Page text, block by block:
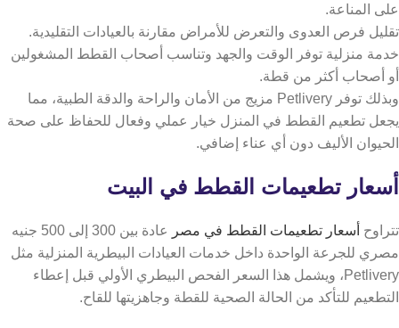
على المناعة.
تقليل فرص العدوى والتعرض للأمراض مقارنة بالعيادات التقليدية.
خدمة منزلية توفر الوقت والجهد وتناسب أصحاب القطط المشغولين
أو أصحاب أكثر من قطة.
وبذلك توفر Petlivery مزيج من الأمان والراحة والدقة الطبية، مما
يجعل تطعيم القطط في المنزل خيار عملي وفعال للحفاظ على صحة
الحيوان الأليف دون أي عناء إضافي.
أسعار تطعيمات القطط في البيت
تتراوح أسعار تطعيمات القطط في مصر
عادة بين 300 إلى 500 جنيه
مصري للجرعة الواحدة داخل خدمات العيادات البيطرية المنزلية مثل
Petlivery، ويشمل هذا السعر الفحص البيطري الأولي قبل إعطاء
التطعيم للتأكد من الحالة الصحية للقطة وجاهزيتها للقاح.